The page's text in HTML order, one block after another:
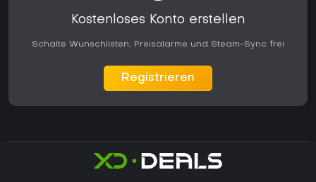
Kostenloses Konto erstellen
Schalte Wunschlisten, Preisalarme und Steam-Sync frei
Registrieren